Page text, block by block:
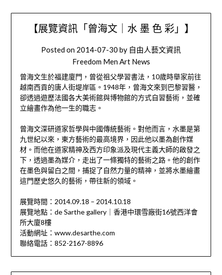
【展覽資訊「曾海文｜水 墨 色 彩」】
Posted on 2014-07-30 by 自由人藝文資訊
Freedom Men Art News
曾海文生於福建廈門，曾從祖父學習書法，10歲時舉家前往
越南西貢的唐人街堤岸區。1948年，曾海文來到巴黎習醫，
卻透過遊歷法國各大美術館與博物館的方式自習藝術，並確
立繪畫作為他一生的職志。
曾海文深研道家哲學與中國傳統藝術。對他而言，水墨是第
九世紀以來，東方藝術的最高境界，因此他以墨為創作媒
材。而他在道家精神及西方印象派及現代主義大師的啟發之
下，透過墨為媒介，走出了一條獨特的藝術之路。他的創作
在墨色與留白之間，捕捉了自然力量的精神，並將水墨繪畫
這門歷史悠久的藝術，帶往新的領域。
展覽時間：2014.09.18 – 2014.10.18
展覽地點：de Sarthe gallery｜香港中環雪廠街16號西洋會
所大廈8樓
活動網址：www.desarthe.com
聯絡電話：852-2167-8896